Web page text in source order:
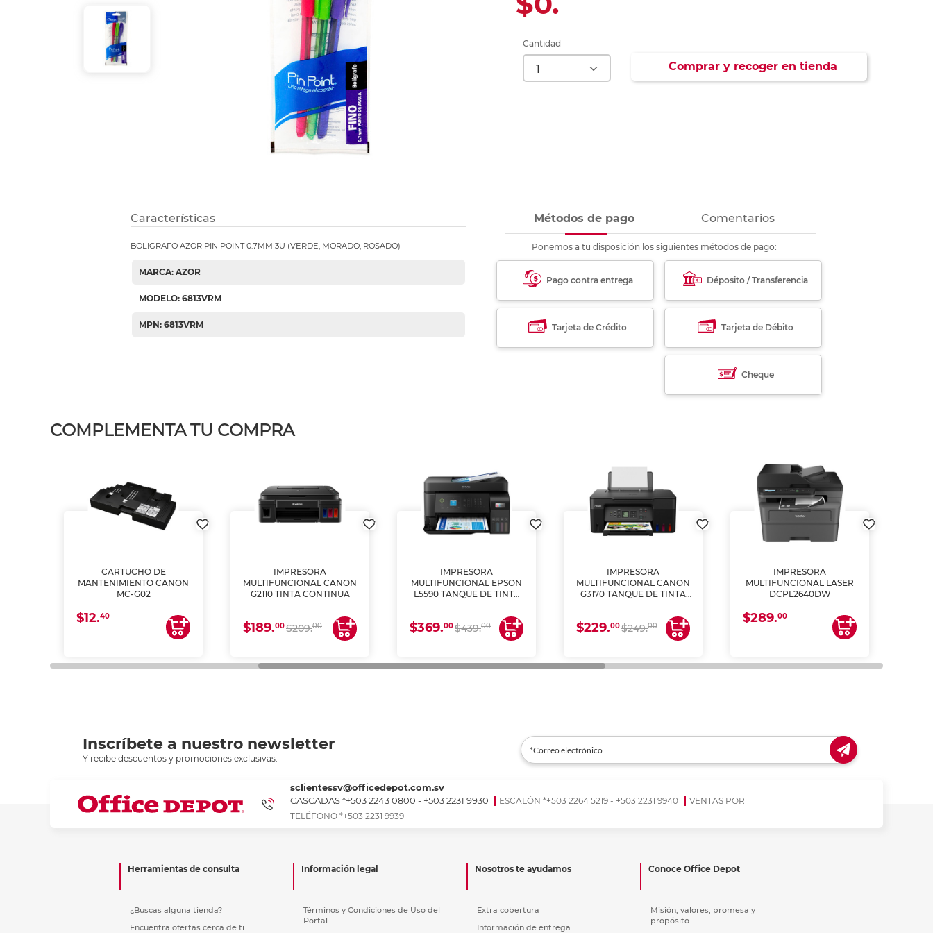
Ver más
Refuerzos para carpeta
Ver más
Ver más
Cantidad
Comprar y recoger en tienda
Características
BOLIGRAFO AZOR PIN POINT 0.7MM 3U (VERDE, MORADO, ROSADO)
MARCA: AZOR
MODELO: 6813VRM
MPN: 6813VRM
Métodos de pago Comentarios
Ponemos a tu disposición los siguientes métodos de pago:
Pago contra entrega Déposito / Transferencia
Tarjeta de Crédito Tarjeta de Débito
Cheque
COMPLEMENTA TU COMPRA
CARTUCHO DE
MANTENIMIENTO CANON
MC-G02
$12.40
IMPRESORA
MULTIFUNCIONAL CANON
G2110 TINTA CONTINUA
$189.00$209.00
IMPRESORA
MULTIFUNCIONAL EPSON
L5590 TANQUE DE TINTA
$369.00$439.00
IMPRESORA
MULTIFUNCIONAL CANON
G3170 TANQUE DE TINTA
$229.00$249.00
IMPRESORA
MULTIFUNCIONAL LASER
DCPL2640DW
$289.00
Inscríbete a nuestro newsletter
Y recibe descuentos y promociones exclusivas.
sclientessv@officedepot.com.sv
CASCADAS *+503 2243 0800 - +503 2231 9930
ESCALÓN *+503 2264 5219 - +503 2231 9940
VENTAS POR
TELÉFONO *+503 2231 9939
Herramientas de consulta
¿Buscas alguna tienda?
Encuentra ofertas cerca de ti
Información legal
Términos y Condiciones de Uso del
Portal
Nosotros te ayudamos
Extra cobertura
Información de entrega
Conoce Office Depot
Misión, valores, promesa y
propósito